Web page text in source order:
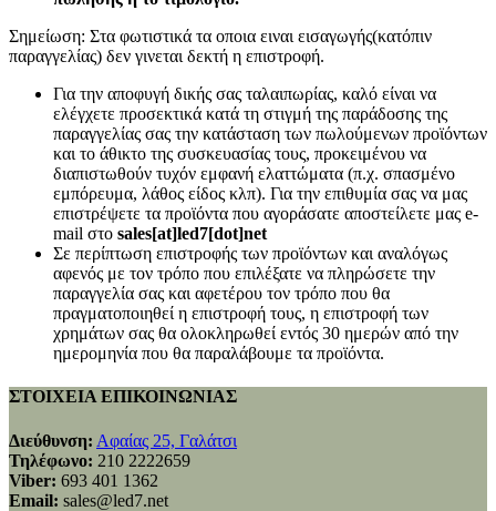
Σημείωση: Στα φωτιστικά τα οποια ειναι εισαγωγής(κατόπιν
παραγγελίας) δεν γινεται δεκτή η επιστροφή.
Για την αποφυγή δικής σας ταλαιπωρίας, καλό είναι να
ελέγχετε προσεκτικά κατά τη στιγμή της παράδοσης της
παραγγελίας σας την κατάσταση των πωλούμενων προϊόντων
και το άθικτο της συσκευασίας τους, προκειμένου να
διαπιστωθούν τυχόν εμφανή ελαττώματα (π.χ. σπασμένο
εμπόρευμα, λάθος είδος κλπ). Για την επιθυμία σας να μας
επιστρέψετε τα προϊόντα που αγοράσατε αποστείλετε μας e-
mail στο sales[at]led7[dot]net
Σε περίπτωση επιστροφής των προϊόντων και αναλόγως
αφενός με τον τρόπο που επιλέξατε να πληρώσετε την
παραγγελία σας και αφετέρου τον τρόπο που θα
πραγματοποιηθεί η επιστροφή τους, η επιστροφή των
χρημάτων σας θα ολοκληρωθεί εντός 30 ημερών από την
ημερομηνία που θα παραλάβουμε τα προϊόντα.
ΣΤΟΙΧΕΙΑ ΕΠΙΚΟΙΝΩΝΙΑΣ
Διεύθυνση: Αφαίας 25, Γαλάτσι
Τηλέφωνο: 210 2222659
Viber: 693 401 1362
Email: sales@led7.net